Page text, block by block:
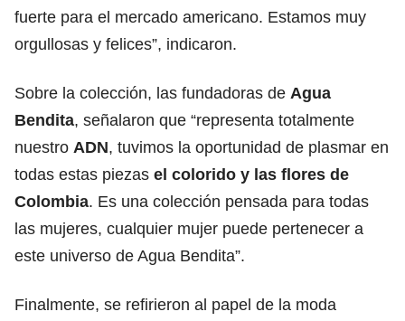
fuerte para el mercado americano. Estamos muy
orgullosas y felices”, indicaron.
Sobre la colección, las fundadoras de Agua
Bendita, señalaron que “representa totalmente
nuestro ADN, tuvimos la oportunidad de plasmar en
todas estas piezas el colorido y las flores de
Colombia. Es una colección pensada para todas
las mujeres, cualquier mujer puede pertenecer a
este universo de Agua Bendita”.
Finalmente, se refirieron al papel de la moda